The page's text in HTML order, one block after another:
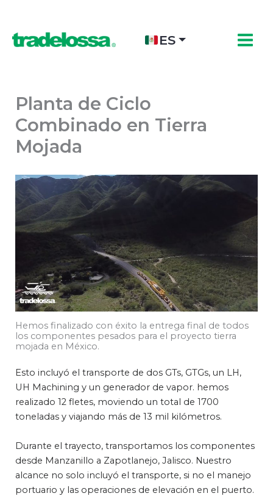
contenido
ES
Planta de Ciclo
Combinado en Tierra
Mojada
Hemos finalizado con éxito la entrega final de todos
los componentes pesados para el proyecto tierra
mojada en México.
Esto incluyó el transporte de dos GTs, GTGs, un LH,
UH Machining y un generador de vapor. hemos
realizado 12 fletes, moviendo un total de 1700
toneladas y viajando más de 13 mil kilómetros.
Durante el trayecto, transportamos los componentes
desde Manzanillo a Zapotlanejo, Jalisco. Nuestro
alcance no solo incluyó el transporte, si no el manejo
portuario y las operaciones de elevación en el puerto.